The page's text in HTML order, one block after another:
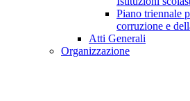
Piano triennale
corruzione e
Atti Generali
Organizzazione